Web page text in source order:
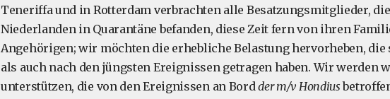
Teneriffa und in Rotterdam verbrachten alle Besatzungsmitglieder,
Niederlanden in Quarantäne befanden, diese Zeit fern von ihren
Angehörigen; wir möchten die erhebliche Belastung hervorheben,
als auch nach den jüngsten Ereignissen getragen haben. Wir werden
unterstützen, die von den Ereignissen an Bordder m/v Hondius